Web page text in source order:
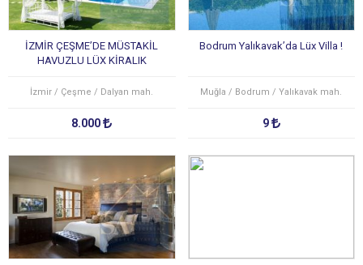
İZMİR ÇEŞME’DE MÜSTAKİL
HAVUZLU LÜX KİRALIK
İzmir / Çeşme / Dalyan mah.
8.000
Bodrum Yalıkavak’da Lüx Villa !
Muğla / Bodrum / Yalıkavak mah.
9